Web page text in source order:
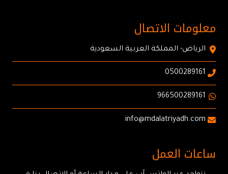
معلومات الاتصال
الرياض- المملكة العربية السعودية
0500289161
966500289161
info@mdalatriyadh.com
ساعات العمل